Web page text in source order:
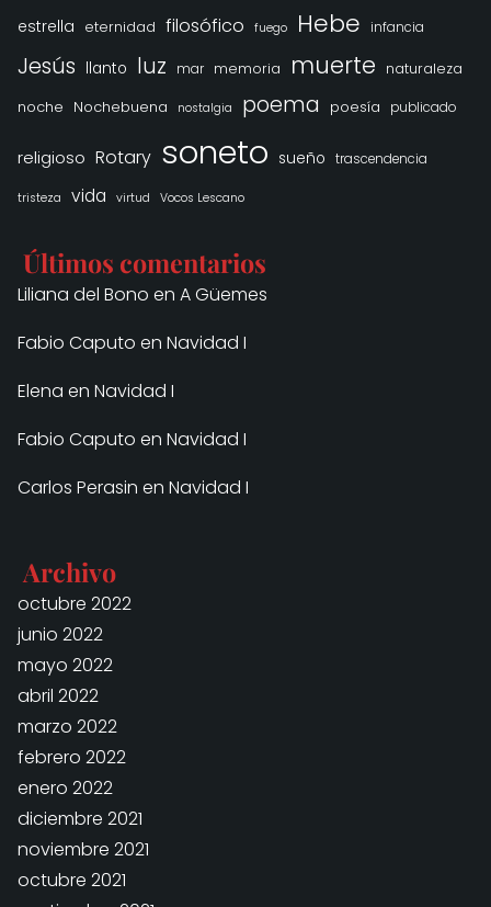
estrella eternidad filosófico fuego Hebe infancia
Jesús llanto luz mar memoria muerte naturaleza
noche Nochebuena nostalgia poema poesía publicado
religioso Rotary soneto sueño trascendencia
tristeza vida virtud Vocos Lescano
Últimos comentarios
Liliana del Bono en A Güemes
Fabio Caputo en Navidad I
Elena en Navidad I
Fabio Caputo en Navidad I
Carlos Perasin en Navidad I
Archivo
octubre 2022
junio 2022
mayo 2022
abril 2022
marzo 2022
febrero 2022
enero 2022
diciembre 2021
noviembre 2021
octubre 2021